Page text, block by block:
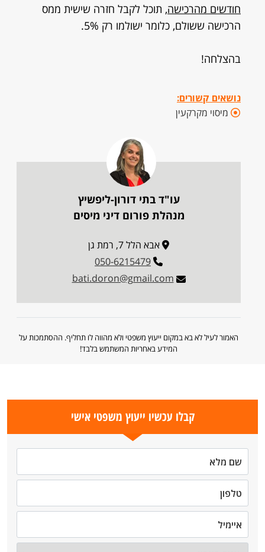
חודשים מהרכישה, תוכל לקבל חזרה שישית ממס
הרכישה ששולם, כלומר ישולמו רק 5%.
בהצלחה!
נושאים קשורים:
מיסוי מקרקעין
עו"ד בתי דורון-ליפשיץ
מנהלת פורום דיני מיסים
אבא הלל 7, רמת גן
050-6215479
bati.doron@gmail.com
האמור לעיל לא בא במקום ייעוץ משפטי ולא מהווה לו תחליף. ההסתמכות על
המידע באחריות המשתמש בלבד!
קבלו עכשיו ייעוץ משפטי אישי